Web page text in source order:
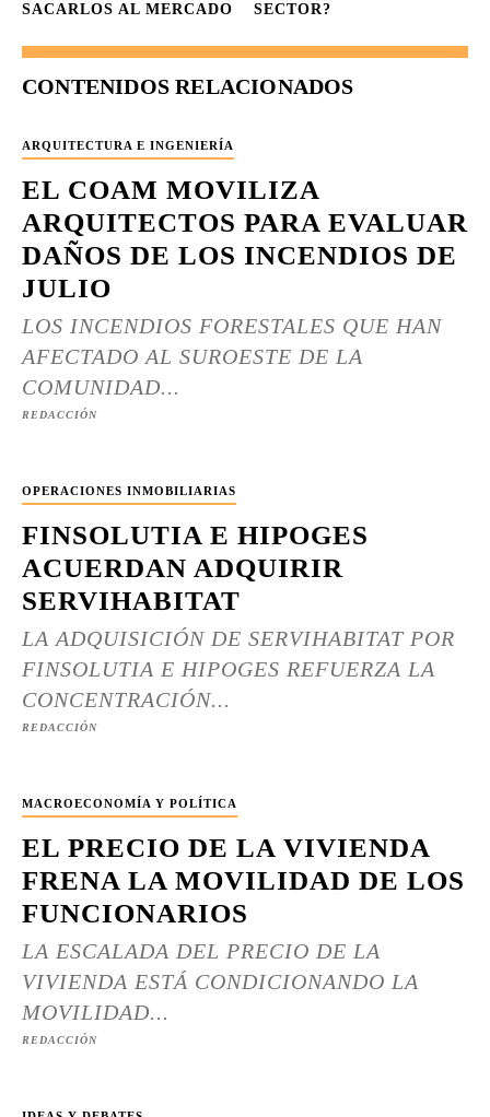
SACARLOS AL MERCADO
SECTOR?
CONTENIDOS RELACIONADOS
ARQUITECTURA E INGENIERÍA
EL COAM MOVILIZA
ARQUITECTOS PARA EVALUAR
DAÑOS DE LOS INCENDIOS DE
JULIO
LOS INCENDIOS FORESTALES QUE HAN
AFECTADO AL SUROESTE DE LA
COMUNIDAD...
REDACCIÓN
OPERACIONES INMOBILIARIAS
FINSOLUTIA E HIPOGES
ACUERDAN ADQUIRIR
SERVIHABITAT
LA ADQUISICIÓN DE SERVIHABITAT POR
FINSOLUTIA E HIPOGES REFUERZA LA
CONCENTRACIÓN...
REDACCIÓN
MACROECONOMÍA Y POLÍTICA
EL PRECIO DE LA VIVIENDA
FRENA LA MOVILIDAD DE LOS
FUNCIONARIOS
LA ESCALADA DEL PRECIO DE LA
VIVIENDA ESTÁ CONDICIONANDO LA
MOVILIDAD...
REDACCIÓN